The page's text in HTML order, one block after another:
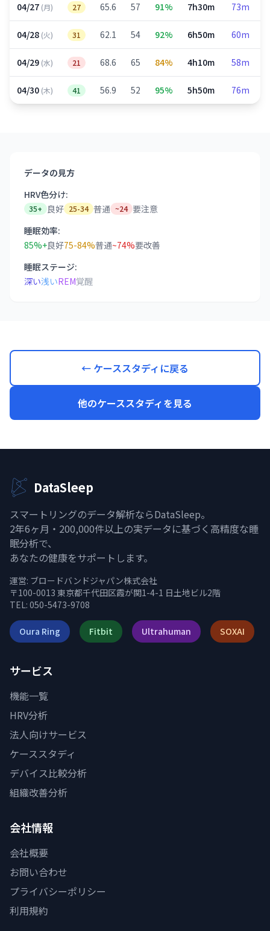
04/27(月) 27 65.6 57 91% 7h30m 73m
04/28(火) 31 62.1 54 92% 6h50m 60m
04/29(水) 21 68.6 65 84% 4h10m 58m
04/30(木) 41 56.9 52 95% 5h50m 76m
データの見方
HRV色分け:
35+ 良好 25-34 普通 ~24 要注意
睡眠効率:
85%+良好75-84%普通~74%要改善
睡眠ステージ:
深い浅いREM覚醒
← ケーススタディに戻る
他のケーススタディを見る
DataSleep
スマートリングのデータ解析ならDataSleep。
2年6ヶ月・200,000件以上の実データに基づく高精度な睡
眠分析で、
あなたの健康をサポートします。
運営: ブロードバンドジャパン株式会社
〒100-0013 東京都千代田区霞が関1-4-1 日土地ビル2階
TEL: 050-5473-9708
Oura Ring Fitbit Ultrahuman SOXAI
サービス
機能一覧
HRV分析
法人向けサービス
ケーススタディ
デバイス比較分析
組織改善分析
会社情報
会社概要
お問い合わせ
プライバシーポリシー
利用規約